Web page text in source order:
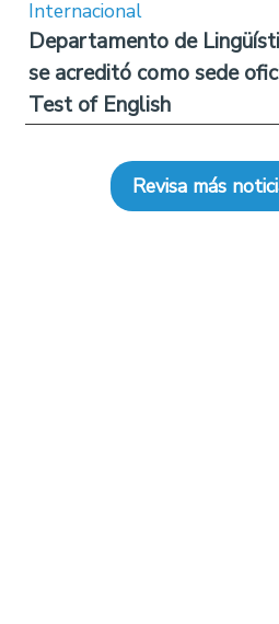
Internacional
Departamento de
se acreditó como sede
Test of English
Revisa más